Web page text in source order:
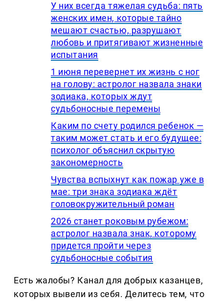
У них всегда тяжелая судьба: пять
женских имен, которые тайно
мешают счастью, разрушают
любовь и притягивают жизненные
испытания
1 июня перевернет их жизнь с ног
на голову: астролог назвала знаки
зодиака, которых ждут
судьбоносные перемены
Каким по счету родился ребенок —
таким может стать и его будущее:
психолог объяснил скрытую
закономерность
Чувства вспыхнут как пожар уже в
мае: три знака зодиака ждёт
головокружительный роман
2026 станет роковым рубежом:
астролог назвала знак, которому
придется пройти через
судьбоносные события
Есть жалобы? Канал для добрых казанцев,
которых вывели из себя. Делитеcь тем, что